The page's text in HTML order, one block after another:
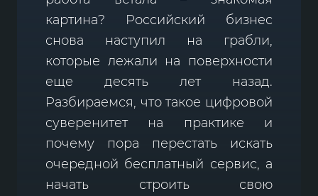
картина? Российский бизнес
снова наступил на грабли,
которые лежали на поверхности
еще десять лет назад.
Разбираемся, что такое цифровой
суверенитет на практике и
почему пора перестать искать
очередной бесплатный сервис, а
начать строить свою